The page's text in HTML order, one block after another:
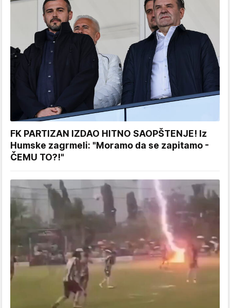
FK PARTIZAN IZDAO HITNO SAOPŠTENJE! Iz
Humske zagrmeli: "Moramo da se zapitamo -
ČEMU TO?!"